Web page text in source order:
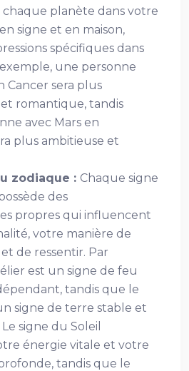
chaque planète dans votre
signe et en maison,
spécifiques dans
une personne
Cancer sera plus
romantique, tandis
avec Mars en
plus ambitieuse et
zodiaque : Chaque signe
des
propres qui influencent
votre manière de
et de ressentir. Par
est un signe de feu
tandis que le
signe de terre stable et
signe du Soleil
énergie vitale et votre
tandis que le